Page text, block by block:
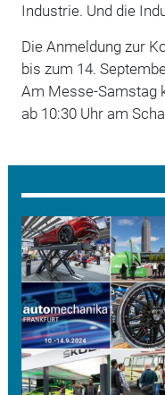
Industrie. Und die
Die Anmeldung zur
bis zum 14.
Am Messe-Samstag
ab 10:30 Uhr am